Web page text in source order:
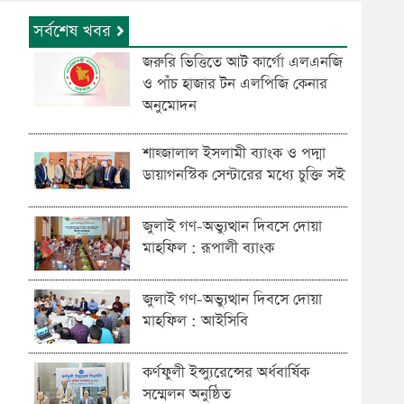
সর্বশেষ খবর
জরুরি ভিত্তিতে আট কার্গো এলএনজি
ও পাঁচ হাজার টন এলপিজি কেনার
অনুমোদন
শাহ্জালাল ইসলামী ব্যাংক ও পদ্মা
ডায়াগনস্টিক সেন্টারের মধ্যে চুক্তি সই
জুলাই গণ-অভ্যুত্থান দিবসে দোয়া
মাহফিল : রূপালী ব্যাংক
জুলাই গণ-অভ্যুত্থান দিবসে দোয়া
মাহফিল : আইসিবি
কর্ণফুলী ইন্স্যুরেন্সের অর্ধবার্ষিক
সম্মেলন অনুষ্ঠিত